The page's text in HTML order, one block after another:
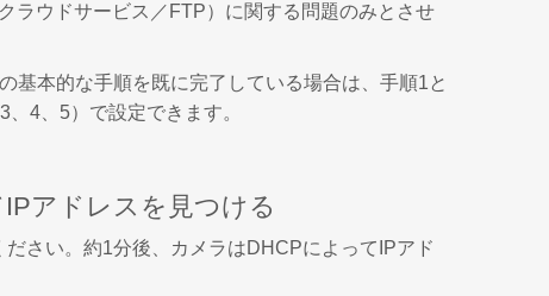
ラウドサービス／FTP）に関する問題のみとさせ
基本的な手順を既に完了している場合は、手順1と
4、5）で設定できます。
アドレスを見つける
さい。約1分後、カメラはDHCPによってIPアド